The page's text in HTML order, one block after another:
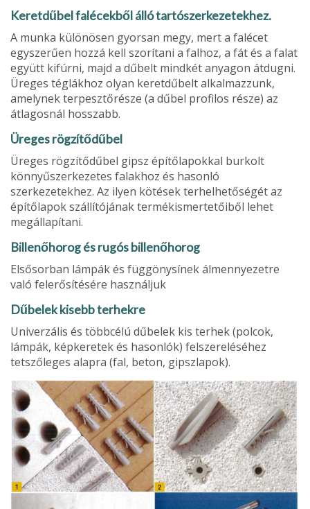
Keretdűbel falécekből álló tartósz­erkezetekhez.
A munka különösen gyorsan megy, mert a falécet
egysze­rűen hozzá kell szorítani a falhoz, a fát és a falat
együtt kifúrni, majd a dűbelt mindkét anyagon átdugni.
Üreges tég­lákhoz olyan keretdűbelt alkalmazzunk,
amelynek terpesztőrésze (a dűbel pro­filos része) az
átlagosnál hosszabb.
Üreges rögzítődűbel
Üreges rögzítődűbel gipsz építő­lapokkal burkolt
könnyűszerkezetes falakhoz és hasonló
szerkezetekhez. Az ilyen kötések terhelhetőségét az
építőlapok szállítójának termékismer­tetőiből lehet
megállapítani.
Billenőhorog és rugós billenőhorog
Elsősorban lámpák és függönysínek álmennyezetre
való felerősítésére használjuk
Dűbelek kisebb terhekre
Univerzális és többcélú dűbelek kis terhek (polcok,
lámpák, képkeretek és hasonlók) felszereléséhez
tetszőleges alapra (fal, beton, gipszlapok).